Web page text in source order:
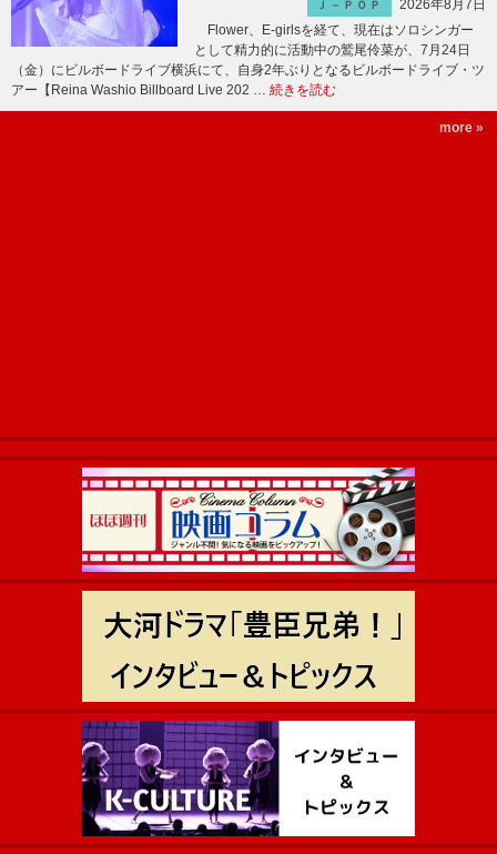
Ｊ－ＰＯＰ
2026年8月7日
Flower、E-girlsを経て、現在はソロシンガー
として精力的に活動中の鷲尾伶菜が、7月24日
（金）にビルボードライブ横浜にて、自身2年ぶりとなるビルボードライブ・ツ
アー【Reina Washio Billboard Live 202 … 続きを読む
more »